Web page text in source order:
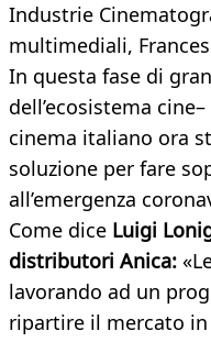
Industrie
multimediali,
In questa fase di
dell’ecosistema
cinema italiano ora
soluzione per fare
all’emergenza
Come dice Luigi
distributori Anica:
lavorando ad un
ripartire il mercato